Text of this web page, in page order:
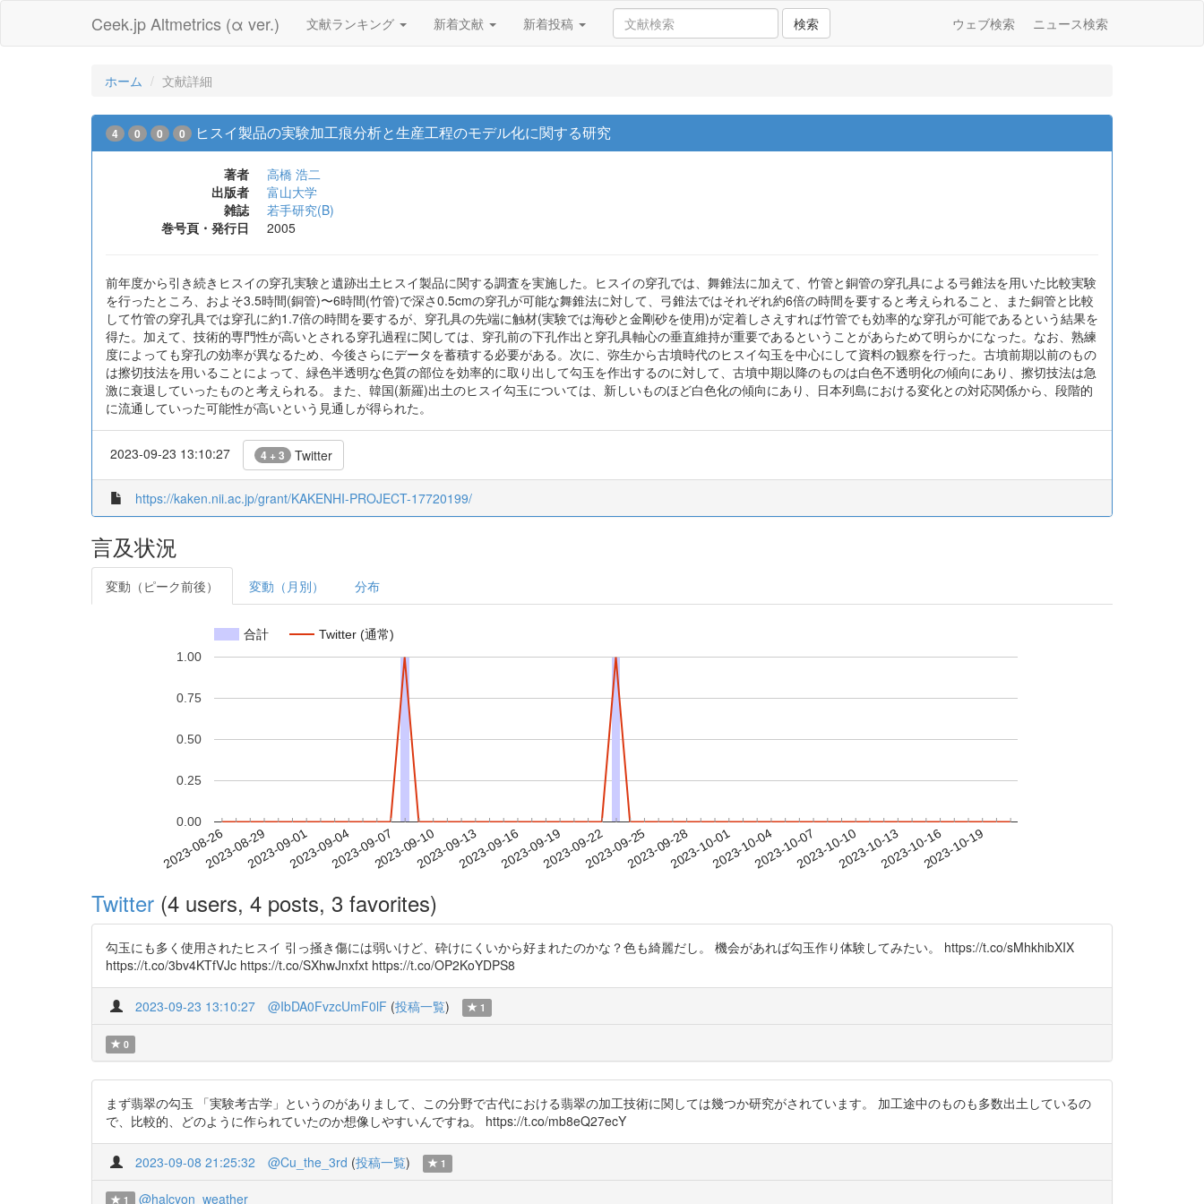
Ceek.jp Altmetrics (α ver.) 文献ランキング 新着文献 新着投稿 検索 ウェブ検索 ニュース検索
ホーム 文献詳細
4 0 0 0 ヒスイ製品の実験加工痕分析と生産工程のモデル化に関する研究
著者
高橋 浩二
出版者
富山大学
雑誌
若手研究(B)
巻号頁・発行日
2005
前年度から引き続きヒスイの穿孔実験と遺跡出土ヒスイ製品に関する調査を実施した。ヒスイの穿孔では、舞錐法に加えて、竹管と銅管の穿孔具による弓錐法を用いた比較実験
を行ったところ、およそ3.5時間(銅管)〜6時間(竹管)で深さ0.5cmの穿孔が可能な舞錐法に対して、弓錐法ではそれぞれ約6倍の時間を要すると考えられること、また銅管と比較
して竹管の穿孔具では穿孔に約1.7倍の時間を要するが、穿孔具の先端に触材(実験では海砂と金剛砂を使用)が定着しさえすれば竹管でも効率的な穿孔が可能であるという結果を
得た。加えて、技術的専門性が高いとされる穿孔過程に関しては、穿孔前の下孔作出と穿孔具軸心の垂直維持が重要であるということがあらためて明らかになった。なお、熟練
度によっても穿孔の効率が異なるため、今後さらにデータを蓄積する必要がある。次に、弥生から古墳時代のヒスイ勾玉を中心にして資料の観察を行った。古墳前期以前のもの
は擦切技法を用いることによって、緑色半透明な色質の部位を効率的に取り出して勾玉を作出するのに対して、古墳中期以降のものは白色不透明化の傾向にあり、擦切技法は急
激に衰退していったものと考えられる。また、韓国(新羅)出土のヒスイ勾玉については、新しいものほど白色化の傾向にあり、日本列島における変化との対応関係から、段階的
に流通していった可能性が高いという見通しが得られた。
2023-09-23 13:10:27 4 + 3 Twitter
https://kaken.nii.ac.jp/grant/KAKENHI-PROJECT-17720199/
言及状況
変動（ピーク前後） 変動（月別） 分布
合計 Twitter (通常)
2023-08-262023-08-292023-09-012023-09-042023-09-072023-09-102023-09-132023-09-162023-09-192023-09-222023-09-252023-09-282023-10-012023-10-042023-10-072023-10-102023-10-132023-10-162023-10-19
0.00
0.25
0.50
0.75
1.00
Twitter (4 users, 4 posts, 3 favorites)
勾玉にも多く使用されたヒスイ 引っ掻き傷には弱いけど、砕けにくいから好まれたのかな？色も綺麗だし。 機会があれば勾玉作り体験してみたい。 https://t.co/sMhkhibXIX
https://t.co/3bv4KTfVJc https://t.co/SXhwJnxfxt https://t.co/OP2KoYDPS8
2023-09-23 13:10:27 @IbDA0FvzcUmF0lF (投稿一覧) 1
0
まず翡翠の勾玉 「実験考古学」というのがありまして、この分野で古代における翡翠の加工技術に関しては幾つか研究がされています。 加工途中のものも多数出土しているの
で、比較的、どのように作られていたのか想像しやすいんですね。 https://t.co/mb8eQ27ecY
2023-09-08 21:25:32 @Cu_the_3rd (投稿一覧) 1
1 @halcyon_weather